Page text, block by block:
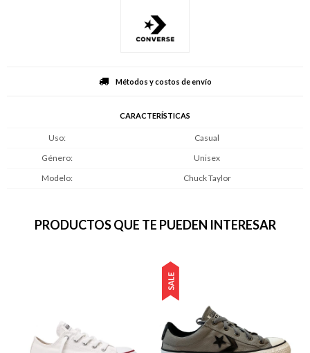
Métodos y costos de envío
CARACTERÍSTICAS
Uso
Casual
Género
Unisex
Modelo
Chuck Taylor
PRODUCTOS QUE TE PUEDEN INTERESAR